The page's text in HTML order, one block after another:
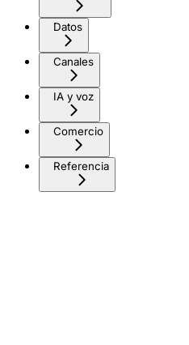
Datos
Canales
IA y voz
Comercio
Referencia